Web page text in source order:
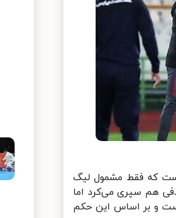
که فقط مشمول لیگ
را در جام حذفی هم سپری می‌کرد اما
لیگ برتر محروم است و بر اساس این حکم